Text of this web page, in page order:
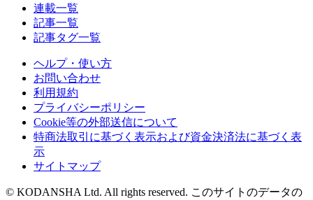
連載一覧
記事一覧
記事タグ一覧
ヘルプ・使い方
お問い合わせ
利用規約
プライバシーポリシー
Cookie等の外部送信について
特商法取引に基づく表示および資金決済法に基づく表
示
サイトマップ
© KODANSHA Ltd. All rights reserved. このサイトのデータの